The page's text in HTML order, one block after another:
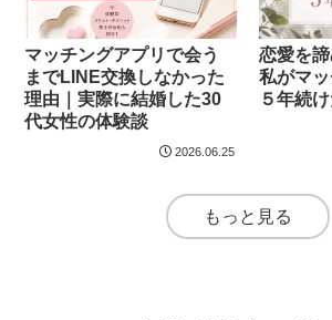
マッチングアプリで会う
までLINE交換しなかった
理由｜実際に結婚した30
代女性の体験談
2026.06.25
恋愛を
私がマ
５年続
もっと見る